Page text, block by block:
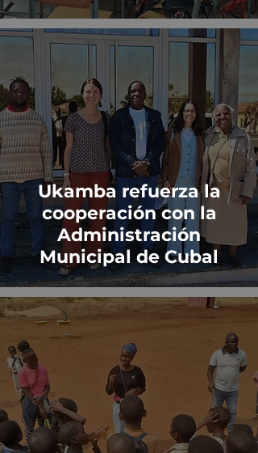
Ukamba refuerza la
cooperación con la
Administración
Municipal de Cubal